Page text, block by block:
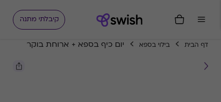
קיבלתי מתנה
דף הבית בילוי בספא יום כיף בספא + ארוחת בוקר